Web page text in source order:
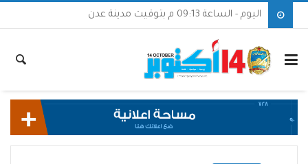
اليوم - الساعة 09:13 م بتوقيت مدينة عدن